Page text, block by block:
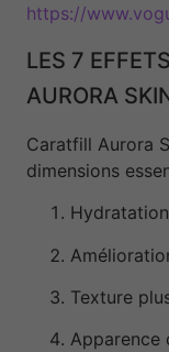
https://
LES 7
AURORA
Caratfill Aurora
dimensions
Texture
Apparence